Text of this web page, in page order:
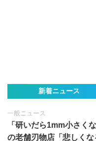
新着ニュース
一般ニュース
「研いだら1mm小さく
の老舗刃物店「悲しくな